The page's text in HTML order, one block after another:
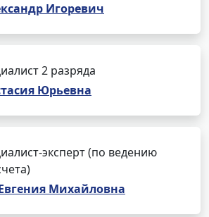
Игоревич
2 разряда
Юрьевна
эксперт (по ведению
Михайловна